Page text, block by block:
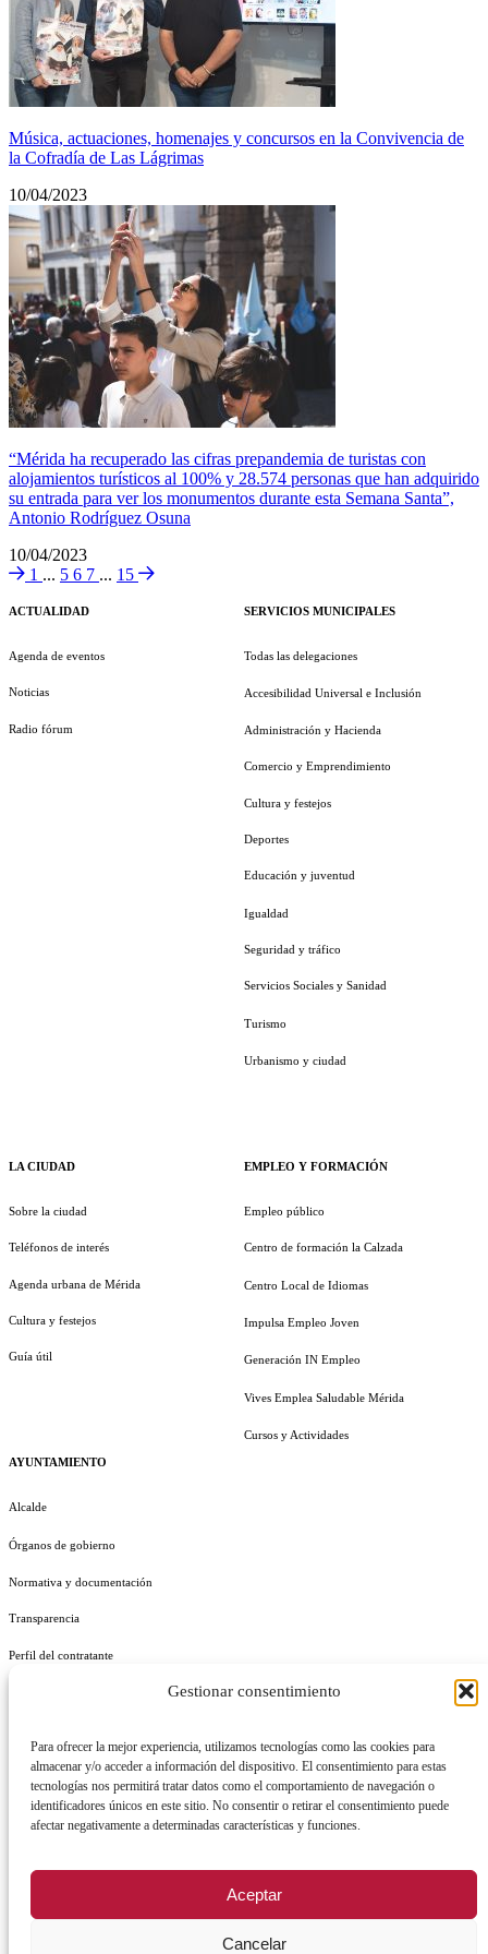
Gestionar consentimiento
Para ofrecer la mejor experiencia, utilizamos tecnologías como las cookies para
almacenar y/o acceder a información del dispositivo. El consentimiento para estas
tecnologías nos permitirá tratar datos como el comportamiento de navegación o
identificadores únicos en este sitio. No consentir o retirar el consentimiento puede
afectar negativamente a determinadas características y funciones.
Aceptar
Cancelar
Música, actuaciones, homenajes y concursos en la Convivencia de
la Cofradía de Las Lágrimas
10/04/2023
“Mérida ha recuperado las cifras prepandemia de turistas con
alojamientos turísticos al 100% y 28.574 personas que han adquirido
su entrada para ver los monumentos durante esta Semana Santa”,
Antonio Rodríguez Osuna
10/04/2023
1 ... 5 6 7 ... 15
ACTUALIDAD
Agenda de eventos
Noticias
Radio fórum
LA CIUDAD
Sobre la ciudad
Teléfonos de interés
Agenda urbana de Mérida
Cultura y festejos
Guía útil
AYUNTAMIENTO
Alcalde
Órganos de gobierno
Normativa y documentación
Transparencia
Perfil del contratante
SERVICIOS MUNICIPALES
Todas las delegaciones
Accesibilidad Universal e Inclusión
Administración y Hacienda
Comercio y Emprendimiento
Cultura y festejos
Deportes
Educación y juventud
Igualdad
Seguridad y tráfico
Servicios Sociales y Sanidad
Turismo
Urbanismo y ciudad
EMPLEO Y FORMACIÓN
Empleo público
Centro de formación la Calzada
Centro Local de Idiomas
Impulsa Empleo Joven
Generación IN Empleo
Vives Emplea Saludable Mérida
Cursos y Actividades
REGISTRO DE ACTIVIDADES DE TRATAMIENTO